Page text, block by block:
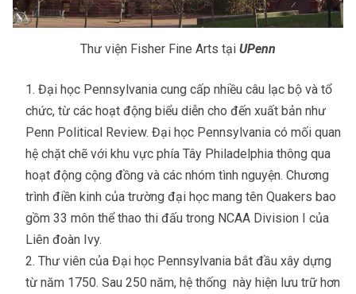
Thư viện Fisher Fine Arts tại UPenn
Đại học Pennsylvania cung cấp nhiều câu lạc bộ và tổ
chức, từ các hoạt động biểu diễn cho đến xuất bản như
Penn Political Review. Đại học Pennsylvania có mối quan
hệ chặt chẽ với khu vực phía Tây Philadelphia thông qua
hoạt động cộng đồng và các nhóm tình nguyện. Chương
trình điền kinh của trường đại học mang tên Quakers bao
gồm 33 môn thể thao thi đấu trong NCAA Division I của
Liên đoàn Ivy.
Thư viên của Đại học Pennsylvania bắt đầu xây dựng
từ năm 1750. Sau 250 năm, hệ thống này hiện lưu trữ hơn